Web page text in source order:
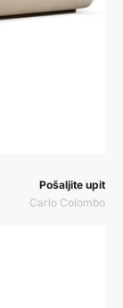
Prodavač:
Pošaljite upit
Carlo Colombo